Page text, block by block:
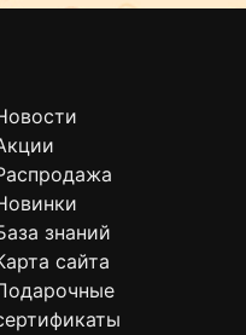
знаний
сайта